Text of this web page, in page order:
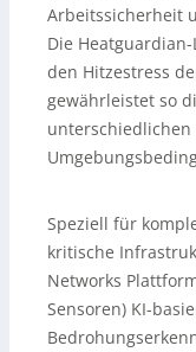
Arbeitssicherheit
Die
den Hitzestress
gewährleistet so
Speziell für
kritische
Networks
Sensoren) KI-